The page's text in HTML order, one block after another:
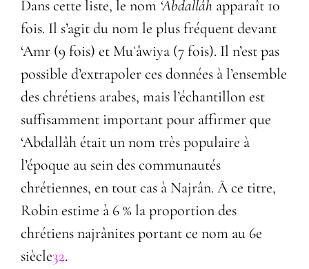
Dans cette liste, le nom ‘Abdallâh apparaît 10
fois. Il s’agit du nom le plus fréquent devant
‘Amr (9 fois) et Muʿâwiya (7 fois). Il n’est pas
possible d’extrapoler ces données à l’ensemble
des chrétiens arabes, mais l’échantillon est
suffisamment important pour affirmer que
‘Abdallâh était un nom très populaire à
l’époque au sein des communautés
chrétiennes, en tout cas à Najrân. À ce titre,
Robin estime à 6 % la proportion des
chrétiens najrânites portant ce nom au 6e
siècle32.